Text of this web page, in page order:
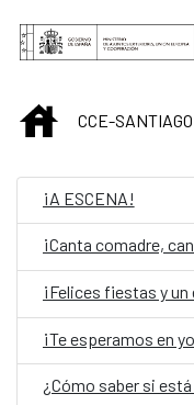
Saut au contenu
INICIOCCE-SANTIAGO
¡A ESCENA!
¡Canta comadre,
¡Felices fiestas y
¡Te esperamos en
¿Cómo saber si